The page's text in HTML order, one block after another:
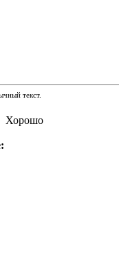
текст.
Хорошо